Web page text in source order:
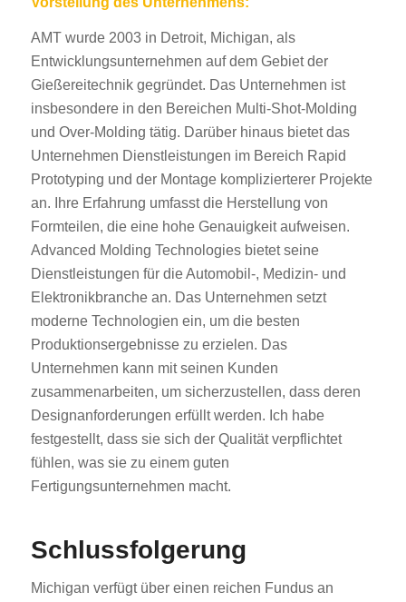
AMT wurde 2003 in Detroit, Michigan, als
Entwicklungsunternehmen auf dem Gebiet der
Gießereitechnik gegründet. Das Unternehmen ist
insbesondere in den Bereichen Multi-Shot-Molding
und Over-Molding tätig. Darüber hinaus bietet das
Unternehmen Dienstleistungen im Bereich Rapid
Prototyping und der Montage komplizierterer Projekte
an. Ihre Erfahrung umfasst die Herstellung von
Formteilen, die eine hohe Genauigkeit aufweisen.
Advanced Molding Technologies bietet seine
Dienstleistungen für die Automobil-, Medizin- und
Elektronikbranche an. Das Unternehmen setzt
moderne Technologien ein, um die besten
Produktionsergebnisse zu erzielen. Das
Unternehmen kann mit seinen Kunden
zusammenarbeiten, um sicherzustellen, dass deren
Designanforderungen erfüllt werden. Ich habe
festgestellt, dass sie sich der Qualität verpflichtet
fühlen, was sie zu einem guten
Fertigungsunternehmen macht.
Schlussfolgerung
Michigan verfügt über einen reichen Fundus an